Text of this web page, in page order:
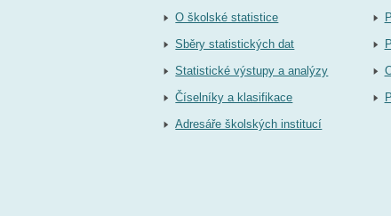
O školské statistice
Sběry statistických dat
Statistické výstupy a analýzy
Číselníky a klasifikace
Adresáře školských institucí